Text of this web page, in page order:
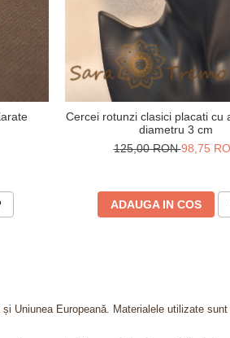
Cercei rotunzi clasici placati cu
diametru 3 cm
125,00 RON98,75
ADAUGA IN COS
Europeană. Materialele utilizate